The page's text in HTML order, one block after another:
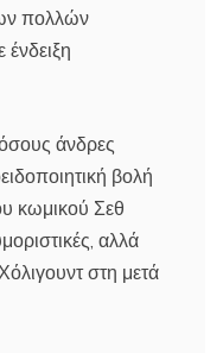
πολλών
άνδρες
βολή
κωμικού Σεθ
αλλά
στη μετά